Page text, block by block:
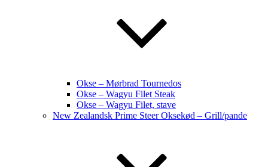
Okse – Mørbrad Tournedos
Okse – Wagyu Filet Steak
Okse – Wagyu Filet, stave
New Zealandsk Prime Steer Oksekød – Grill/pande